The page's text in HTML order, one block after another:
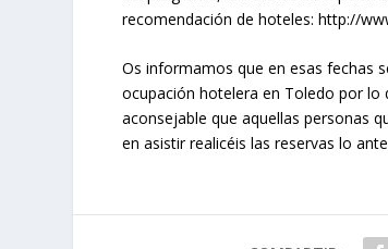
recomendación de hoteles: http://
Os informamos que en esas fechas
ocupación hotelera en Toledo por lo
aconsejable que aquellas personas
en asistir realicéis las reservas lo